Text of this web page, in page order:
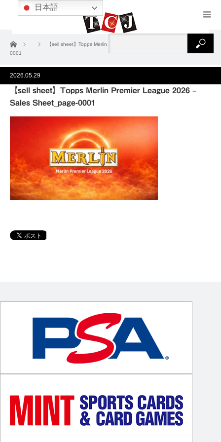
ホーム
【sell sheet】Topps Merlin Premier League 2026 – Sales Sheet_page-
0001
2026.05.29
【sell sheet】Topps Merlin Premier League 2026 –
Sales Sheet_page-0001
日本語